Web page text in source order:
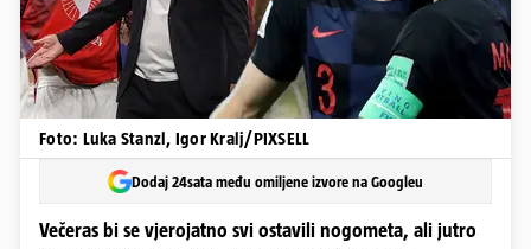
Foto: Luka Stanzl, Igor Kralj/PIXSELL
Dodaj 24sata među omiljene izvore na Googleu
Večeras bi se vjerojatno svi ostavili nogometa, ali jutro